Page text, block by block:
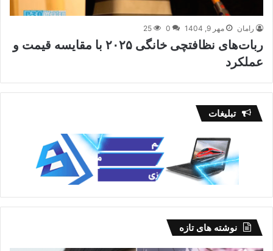
رامان مهر 9, 1404 0
25
ربات‌های نظافتچی خانگی ۲۰۲۵ با مقایسه قیمت و
عملکرد
تبلیغات
نوشته های تازه